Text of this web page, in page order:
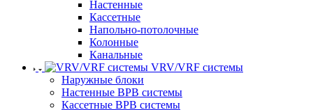
Настенные
Кассетные
Напольно-потолочные
Колонные
Канальные
VRV/VRF системы
Наружные блоки
Настенные ВРВ системы
Кассетные ВРВ системы